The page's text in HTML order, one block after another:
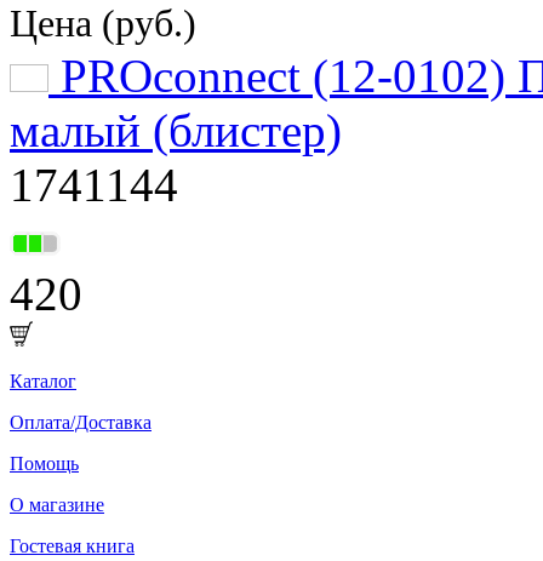
Цена (руб.)
PROconnect (12-0102)
малый (блистер)
1741144
420
Каталог
Оплата/Доставка
Помощь
О магазине
Гостевая книга